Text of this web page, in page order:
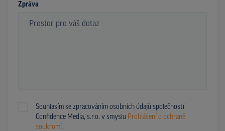
Zpráva
Souhlasím se zpracováním osobních údajů společností
Confidence Media, s.r.o. v smyslu Prohlášení o ochraně
soukromí.